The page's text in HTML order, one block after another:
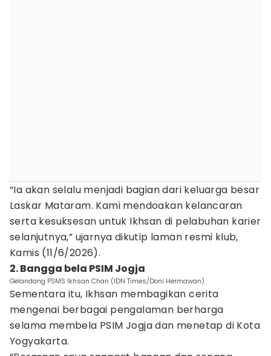
“Ia akan selalu menjadi bagian dari keluarga besar
Laskar Mataram. Kami mendoakan kelancaran
serta kesuksesan untuk Ikhsan di pelabuhan karier
selanjutnya,” ujarnya dikutip laman resmi klub,
Kamis (11/6/2026).
2. Bangga bela PSIM Jogja
Gelandang PSMS Ikhsan Chan (IDN Times/Doni Hermawan)
Sementara itu, Ikhsan membagikan cerita
mengenai berbagai pengalaman berharga
selama membela PSIM Jogja dan menetap di Kota
Yogyakarta.